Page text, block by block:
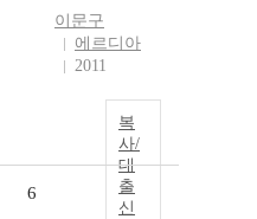
이문구
에르디아
2011
복
사/
대
출
신
6